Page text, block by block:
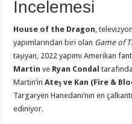
Bill Murray Kimdir?
İncelemesi
House of the Dragon ,
yapımlarından biri olan Game of
taşıyan, 2022 yapımı Amerikan
Martin ve Ryan Condal
Martin’inAteş ve Kan (Fire &
Targaryen Hanedanı’nın en
ediniyor.